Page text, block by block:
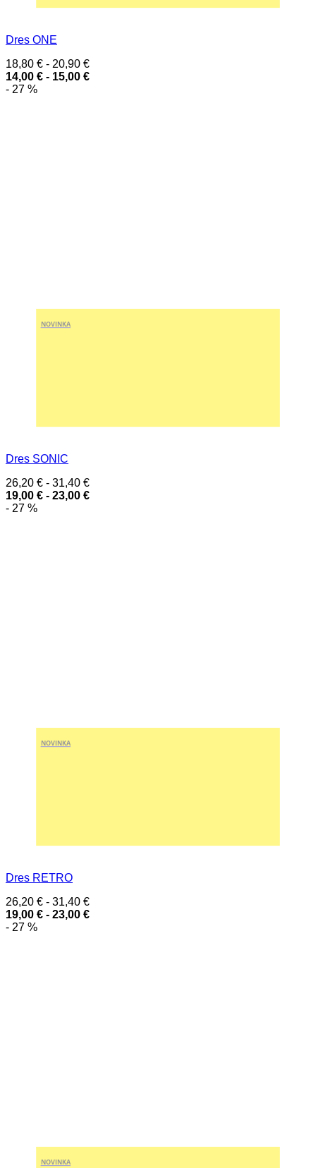
Dres ONE
18,80 € - 20,90 €
14,00 € - 15,00 €
- 27 %
NOVINKA
Dres SONIC
26,20 € - 31,40 €
19,00 € - 23,00 €
- 27 %
NOVINKA
Dres RETRO
26,20 € - 31,40 €
19,00 € - 23,00 €
- 27 %
NOVINKA